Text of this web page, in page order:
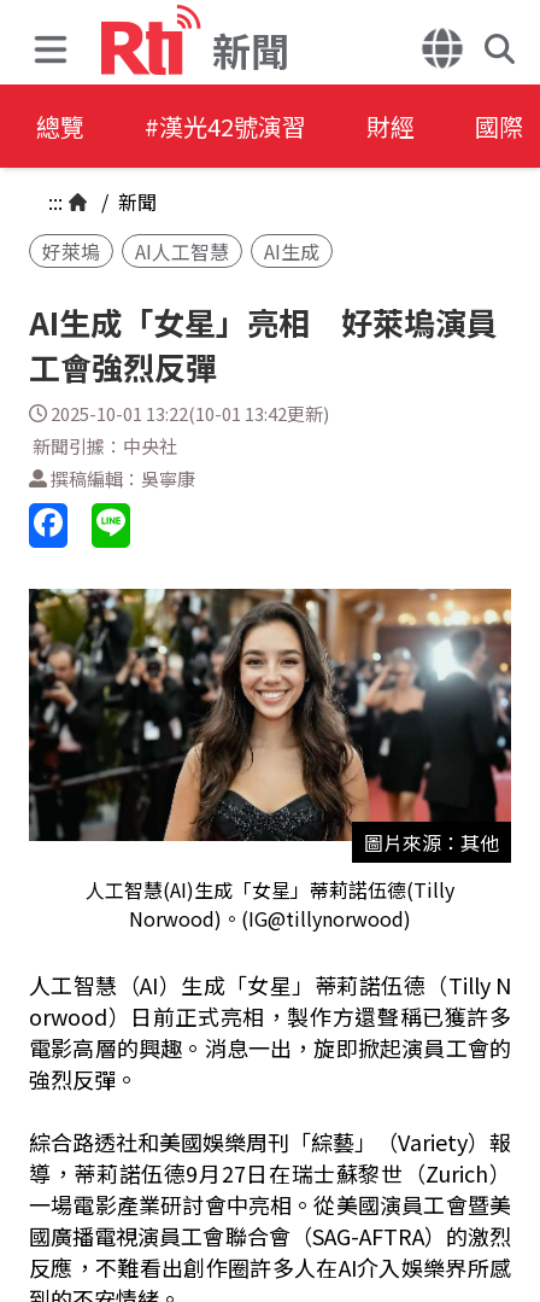
新聞
總覽 #漢光42號演習 財經 國際
::: / 新聞
好萊塢
AI人工智慧 AI生成
AI生成「女星」亮相 好萊塢演員
工會強烈反彈
2025-10-01 13:22(10-01 13:42更新)
新聞引據：中央社
撰稿編輯：吳寧康
圖片來源：其他
人工智慧(AI)生成「女星」蒂莉諾伍德(Tilly
Norwood)。(IG@tillynorwood)
人工智慧（AI）生成「女星」蒂莉諾伍德（Tilly N
orwood）日前正式亮相，製作方還聲稱已獲許多
電影高層的興趣。消息一出，旋即掀起演員工會的
強烈反彈。
綜合路透社和美國娛樂周刊「綜藝」（Variety）報
導，蒂莉諾伍德9月27日在瑞士蘇黎世（Zurich）
一場電影產業研討會中亮相。從美國演員工會暨美
國廣播電視演員工會聯合會（SAG-AFTRA）的激烈
反應，不難看出創作圈許多人在AI介入娛樂界所感